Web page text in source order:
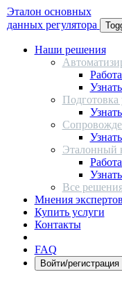
Эталон основных
данных регулятора
Наши решения
Подготовка
Эталонный
Все
Мнения экспертов
Купить услуги
Контакты
FAQ
Войти/регистрация